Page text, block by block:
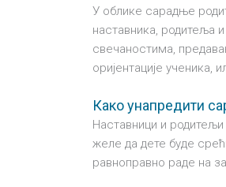
У облике сарадње
наставника, родитеља
свечаностима,
оријентације ученика,
Како унапредити
Наставници и
желе да дете буде
равноправно раде на